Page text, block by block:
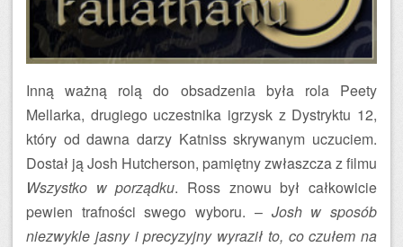
Inną ważną rolą do obsadzenia była rola Peety
Mellarka, drugiego uczestnika igrzysk z Dystryktu 12,
który od dawna darzy Katniss skrywanym uczuciem.
Dostał ją Josh Hutcherson, pamiętny zwłaszcza z filmu
Wszystko w porządku. Ross znowu był całkowicie
pewien trafności swego wyboru. – Josh w sposób
niezwykle jasny i precyzyjny wyraził to, co czułem na